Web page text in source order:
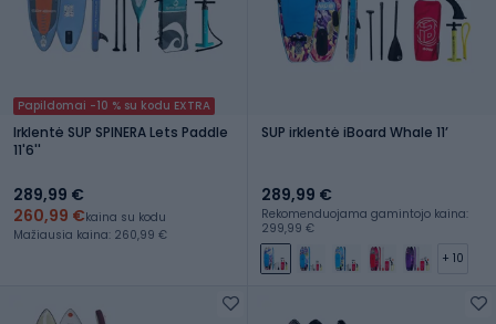
Papildomai -10 % su kodu EXTRA
Irklentė SUP SPINERA Lets Paddle
11'6''
289,99 €
260,99 €kaina su kodu
Mažiausia kaina: 260,99 €
SUP irklentė iBoard Whale 11ʼ
289,99 €
Rekomenduojama gamintojo kaina:
299,99 €
+ 10